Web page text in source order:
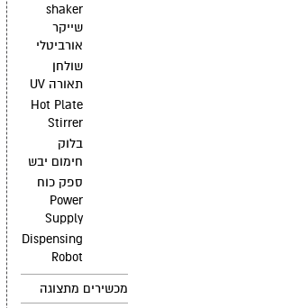
shaker
שייקר
אורביטלי
שולחן
תאורה UV
Hot Plate
Stirrer
בלוק
חימום יבש
ספק כוח
Power
Supply
Dispensing
Robot
מכשירים מתצוגה